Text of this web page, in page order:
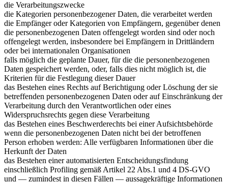
die Verarbeitungszwecke
die Kategorien personenbezogener Daten, die verarbeitet werden
die Empfänger oder Kategorien von Empfängern, gegenüber denen
die personenbezogenen Daten offengelegt worden sind oder noch
offengelegt werden, insbesondere bei Empfängern in Drittländern
oder bei internationalen Organisationen
falls möglich die geplante Dauer, für die die personenbezogenen
Daten gespeichert werden, oder, falls dies nicht möglich ist, die
Kriterien für die Festlegung dieser Dauer
das Bestehen eines Rechts auf Berichtigung oder Löschung der sie
betreffenden personenbezogenen Daten oder auf Einschränkung der
Verarbeitung durch den Verantwortlichen oder eines
Widerspruchsrechts gegen diese Verarbeitung
das Bestehen eines Beschwerderechts bei einer Aufsichtsbehörde
wenn die personenbezogenen Daten nicht bei der betroffenen
Person erhoben werden: Alle verfügbaren Informationen über die
Herkunft der Daten
das Bestehen einer automatisierten Entscheidungsfindung
einschließlich Profiling gemäß Artikel 22 Abs.1 und 4 DS-GVO
und — zumindest in diesen Fällen — aussagekräftige Informationen